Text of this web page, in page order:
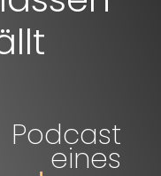
Podcast
eines